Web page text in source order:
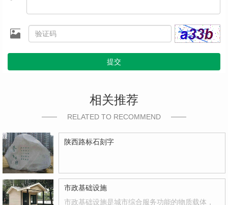
提交
相关推荐
RELATED TO RECOMMEND
陕西路标石刻字
市政基础设施
市政基础设施是城市综合服务功能的物质载体，